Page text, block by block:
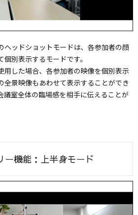
ヘッドショットモードは、各参加者の顔
別表示するモードです。
用した場合、各参加者の映像を個別表示
全景映像もあわせて表示することができ
議室全体の臨場感を相手に伝えることが
ー機能：上半身モード